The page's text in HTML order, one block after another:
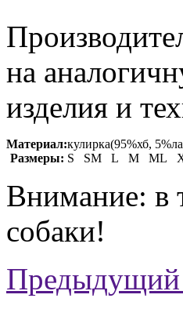
на
изделия и
Материал:кулирка(95%хб,
Размеры: S SM L M ML
Внимание: в
собаки!
Предыдущий